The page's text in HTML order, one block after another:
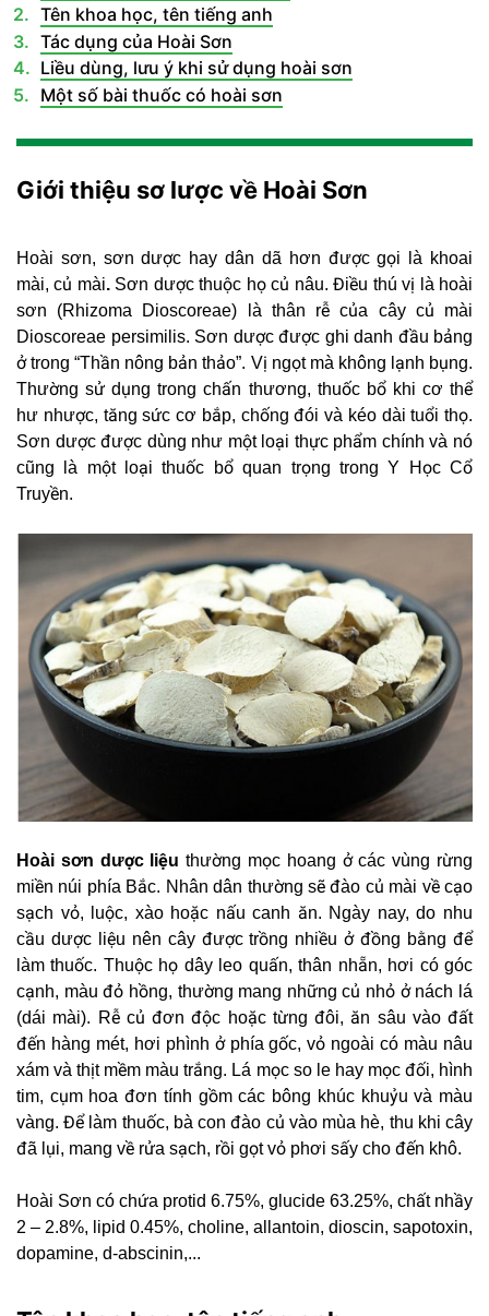
Tên khoa học, tên tiếng anh
Tác dụng của Hoài Sơn
Liều dùng, lưu ý khi sử dụng hoài sơn
Một số bài thuốc có hoài sơn
Giới thiệu sơ lược về Hoài Sơn
Hoài sơn, sơn dược hay dân dã hơn được gọi là khoai
mài, củ mài. Sơn dược thuộc họ củ nâu. Điều thú vị là hoài
sơn (Rhizoma Dioscoreae) là thân rễ của cây củ mài
Dioscoreae persimilis. Sơn dược được ghi danh đầu bảng
ở trong “Thần nông bản thảo”. Vị ngọt mà không lạnh bụng.
Thường sử dụng trong chấn thương, thuốc bổ khi cơ thể
hư nhược, tăng sức cơ bắp, chống đói và kéo dài tuổi thọ.
Sơn dược được dùng như một loại thực phẩm chính và nó
cũng là một loại thuốc bổ quan trọng trong Y Học Cổ
Truyền.
Hoài sơn dược liệu thường mọc hoang ở các vùng rừng
miền núi phía Bắc. Nhân dân thường sẽ đào củ mài về cạo
sạch vỏ, luộc, xào hoặc nấu canh ăn. Ngày nay, do nhu
cầu dược liệu nên cây được trồng nhiều ở đồng bằng để
làm thuốc. Thuộc họ dây leo quấn, thân nhẵn, hơi có góc
cạnh, màu đỏ hồng, thường mang những củ nhỏ ở nách lá
(dái mài). Rễ củ đơn độc hoặc từng đôi, ăn sâu vào đất
đến hàng mét, hơi phình ở phía gốc, vỏ ngoài có màu nâu
xám và thịt mềm màu trắng. Lá mọc so le hay mọc đối, hình
tim, cụm hoa đơn tính gồm các bông khúc khuỷu và màu
vàng. Để làm thuốc, bà con đào củ vào mùa hè, thu khi cây
đã lụi, mang về rửa sạch, rồi gọt vỏ phơi sấy cho đến khô.
Hoài Sơn có chứa protid 6.75%, glucide 63.25%, chất nhầy
2 – 2.8%, lipid 0.45%, choline, allantoin, dioscin, sapotoxin,
dopamine, d-abscinin,...